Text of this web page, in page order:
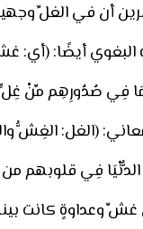
أن في الغلِّ
البغوي أيضًا: (أي:
فِي صُدُورِهِم مِّنْ غِلٍّ
(الغل: الغِشُّ
فِي
وعداوةٍ كانت